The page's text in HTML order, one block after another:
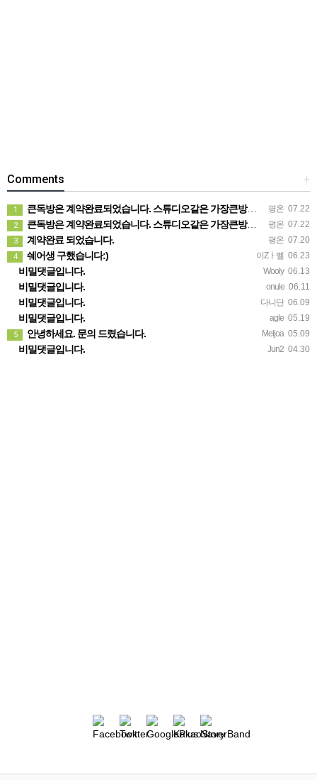
+
Comments
평온 07.22
1 큰독방은 계약완료되었습니다. 스튜디오같은 가장큰방을 2인동시 또는 혼자서 큰독방으로도 즉시입주 가능합니다.
평온 07.22
2 큰독방은 계약완료되었습니다. 스튜디오같은 가장큰방을 2인동시 또는 혼자서 큰독방으로도 즉시입주 가능합니다.
평온 07.20
3 계약완료 되었습니다.
이Zㅏ벨 06.23
4 쉐어생 구했습니다:)
Wooly 06.13
비밀댓글입니다.
onule 06.11
비밀댓글입니다.
다니단 06.09
비밀댓글입니다.
agle 05.19
비밀댓글입니다.
Meljoa 05.09
5 안녕하세요. 문의 드렸습니다.
Jun2 04.30
비밀댓글입니다.